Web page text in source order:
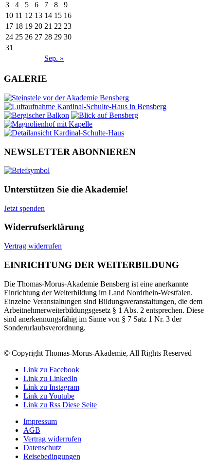
Sep. »
3
4 5 6 7 8
9
10 11 12 13 14 15 16
17 18 19 20 21 22 23
24 25 26 27 28 29 30
31
GALERIE
NEWSLETTER ABONNIEREN
Unterstützen Sie die Akademie!
Jetzt spenden
Widerrufserklärung
Vertrag widerrufen
EINRICHTUNG DER WEITERBILDUNG
Die Thomas-Morus-Akademie Bensberg ist eine anerkannte
Einrichtung der Weiterbildung im Land Nordrhein-Westfalen.
Einzelne Veranstaltungen sind Bildungsveranstaltungen, die dem
Arbeitnehmerweiterbildungsgesetz § 1 Abs. 2 entsprechen. Diese
sind anerkennungsfähig im Sinne von § 7 Satz 1 Nr. 3 der
Sonderurlaubsverordnung.
© Copyright Thomas-Morus-Akademie, All Rights Reserved
Link zu Facebook
Link zu LinkedIn
Link zu Instagram
Link zu Youtube
Link zu Rss Diese Seite
Impressum
AGB
Vertrag widerrufen
Datenschutz
Reisebedingungen